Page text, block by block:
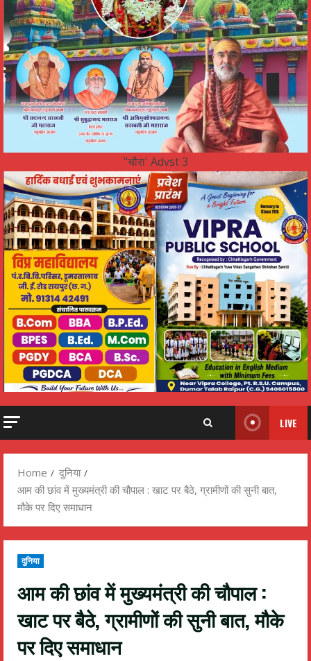
"चौरा' Advst 3
LIVE
Home
दुनिया
आम की छांव में मुख्यमंत्री की चौपाल : खाट पर बैठे, ग्रामीणों की सुनी बात,
मौके पर दिए समाधान
दुनिया
आम की छांव में मुख्यमंत्री की चौपाल :
खाट पर बैठे, ग्रामीणों की सुनी बात, मौके
पर दिए समाधान